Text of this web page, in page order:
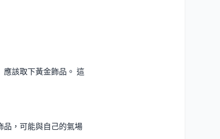
應該取下黃金飾品。 這
品，可能與自己的氣場